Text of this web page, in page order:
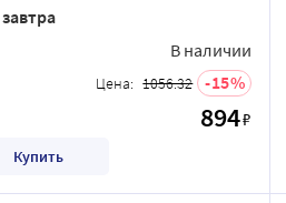
завтра
В наличии
Цена: 1056.32 15
894₽
Купить